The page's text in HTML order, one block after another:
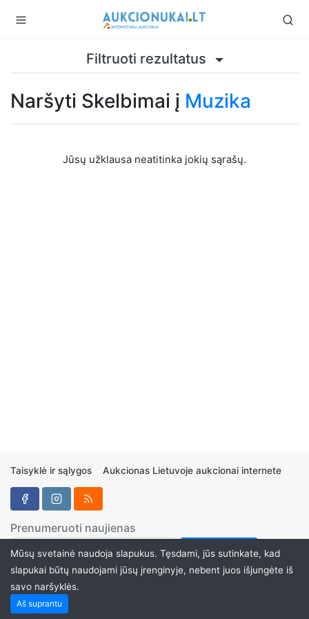
Filtruoti rezultatus
Naršyti Skelbimai į Muzika
Jūsų užklausa neatitinka jokių sąrašų.
Taisyklė ir sąlygos Aukcionas Lietuvoje aukcionai internete
Prenumeruoti naujienas
Mūsų svetainė naudoja slapukus. Tęsdami, jūs sutinkate, kad
slapukai būtų naudojami jūsų įrenginyje, nebent juos išjungėte iš
savo naršyklės.
Aš suprantu